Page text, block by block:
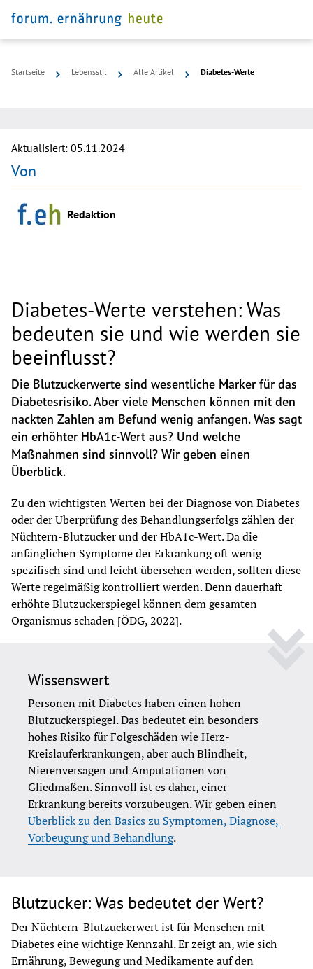
Startseite Lebensstil Alle Artikel
Diabetes-Werte
Aktualisiert: 05.11.2024
Von
Redaktion
Diabetes-Werte verstehen: Was
bedeuten sie und wie werden sie
beeinflusst?
Die Blutzuckerwerte sind wesentliche Marker für das
Diabetesrisiko. Aber viele Menschen können mit den
nackten Zahlen am Befund wenig anfangen. Was sagt
ein erhöhter HbA1c-Wert aus? Und welche
Maßnahmen sind sinnvoll? Wir geben einen
Überblick.
Zu den wichtigsten Werten bei der Diagnose von Diabetes
oder der Überprüfung des Behandlungserfolgs zählen der
Nüchtern-Blutzucker und der HbA1c-Wert. Da die
anfänglichen Symptome der Erkrankung oft wenig
spezifisch sind und leicht übersehen werden, sollten diese
Werte regelmäßig kontrolliert werden. Denn dauerhaft
erhöhte Blutzuckerspiegel können dem gesamten
Organismus schaden [ÖDG, 2022].
Wissenswert
Personen mit Diabetes haben einen hohen
Blutzuckerspiegel. Das bedeutet ein besonders
hohes Risiko für Folgeschäden wie Herz-
Kreislauferkrankungen, aber auch Blindheit,
Nierenversagen und Amputationen von
Gliedmaßen. Sinnvoll ist es daher, einer
Überblick zu den Basics zu Symptomen, Diagnose,
Vorbeugung und Behandlung.
Blutzucker: Was bedeutet der Wert?
Der Nüchtern-Blutzuckerwert ist für Menschen mit
Diabetes eine wichtige Kennzahl. Er zeigt an, wie sich
Ernährung, Bewegung und Medikamente auf den